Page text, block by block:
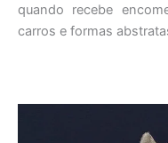
quando recebe
carros e formas